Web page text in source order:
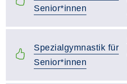
Senior*innen
Spezialgymnastik für
Senior*innen